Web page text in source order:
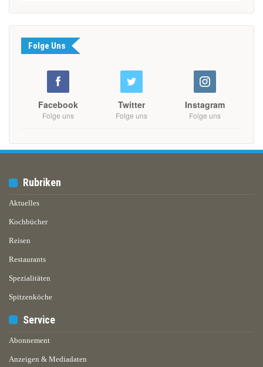
Folge Uns
Facebook
Folge uns
Twitter
Folge uns
Instagram
Folge uns
Rubriken
Aktuelles
Kochbücher
Reisen
Restaurants
Spezialitäten
Spitzenköche
Service
Abonnement
Anzeigen & Mediadaten